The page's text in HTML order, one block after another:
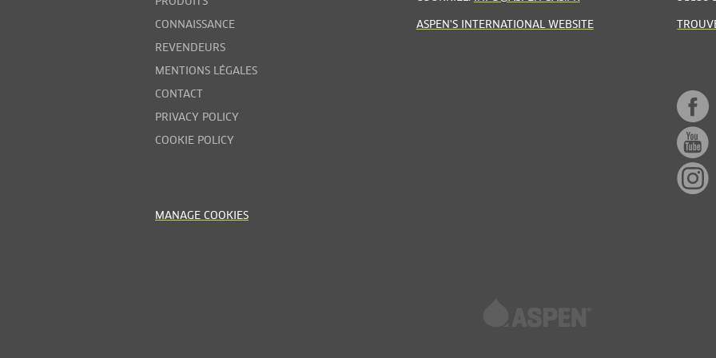
CONNAISSANCE
REVENDEURS
MENTIONS LÉGALES
CONTACT
PRIVACY POLICY
COOKIE POLICY
MANAGE COOKIES
ASPEN'S INTERNATIONAL WEBSITE